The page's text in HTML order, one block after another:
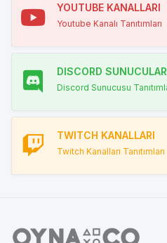
YOUTUBE KANALLARI
Youtube Kanalı Tanıtımları
DISCORD
Discord Sunucusu
TWITCH KANALLARI
Twitch Kanalları Tanıtımları